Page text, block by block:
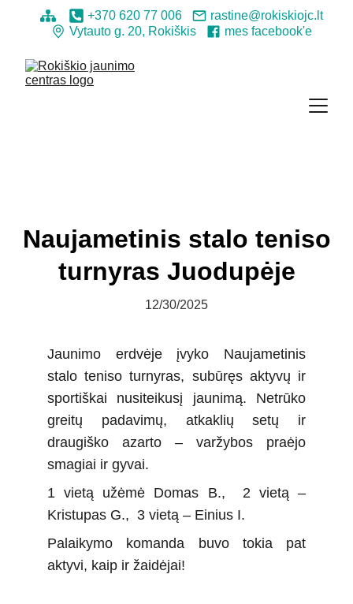
Naujametinis stalo teniso
turnyras Juodupėje
12/30/2025
Jaunimo erdvėje įvyko Naujametinis
stalo teniso turnyras, subūręs aktyvų ir
sportiškai nusiteikusį jaunimą. Netrūko
greitų padavimų, atkaklių setų ir
draugiško azarto – varžybos praėjo
smagiai ir gyvai.
1 vietą užėmė Domas B., 2 vietą –
Kristupas G., 3 vietą – Einius I.
Palaikymo komanda buvo tokia pat
aktyvi, kaip ir žaidėjai!
+370 620 77 006
rastine@rokiskiojc.lt
Vytauto g. 20, Rokiškis
mes facebook'e